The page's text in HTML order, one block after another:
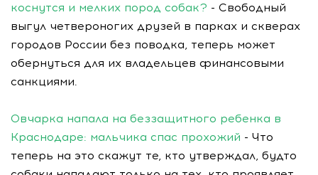
коснутся и мелких пород собак? - Свободный
выгул четвероногих друзей в парках и скверах
городов России без поводка, теперь может
обернуться для их владельцев финансовыми
санкциями.
Овчарка напала на беззащитного ребенка в
Краснодаре: мальчика спас прохожий - Что
теперь на это скажут те, кто утверждал, будто